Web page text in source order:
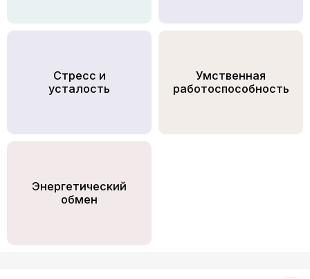
Стресс и
усталость
Умственная
работоспособность
Энергетический
обмен